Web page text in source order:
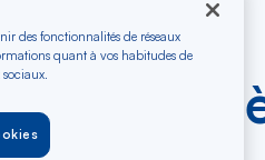
des fonctionnalités de réseaux
quant à vos habitudes de